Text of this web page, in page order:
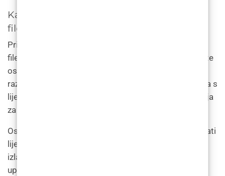
Kako se pripremiti za tretman dermalnim
filerom
Prije nego što se podvrgnete tretmanu dermalnim
filerom, neophodno je pravilno se pripremiti kako biste
osigurali optimalne rezultate. Pacijenti bi trebali
razgovarati o svim medicinskim stanjima ili lijekovima s
liječnikom kako bi bili sigurni da nema kontraindikacija
za liječenje.
Osim toga, pacijenti bi prije tretmana trebali izbjegavati
lijekove za razrjeđivanje krvi, alkohol i pretjerano
izlaganje suncu. Liječnici Poliklinike LF daju detaljne
upute za pripremu kako bi se osigurali optimalni